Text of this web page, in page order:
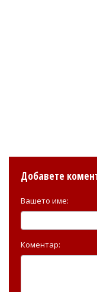
Добавете
Вашето име:
Коментар: